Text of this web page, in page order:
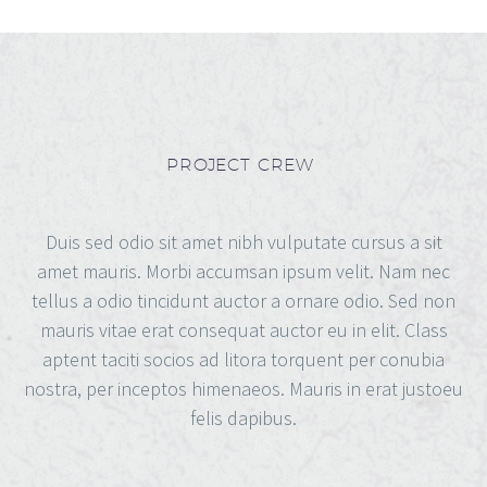
PROJECT CREW
Duis sed odio sit amet nibh vulputate cursus a sit
amet mauris. Morbi accumsan ipsum velit. Nam nec
tellus a odio tincidunt auctor a ornare odio. Sed non
mauris vitae erat consequat auctor eu in elit. Class
aptent taciti socios ad litora torquent per conubia
nostra, per inceptos himenaeos. Mauris in erat justoeu
felis dapibus.